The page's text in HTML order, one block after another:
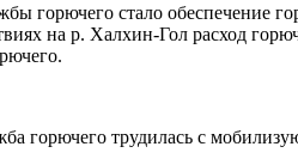
горючего стало обеспечение
на р. Халхин-Гол расход
горючего трудилась с